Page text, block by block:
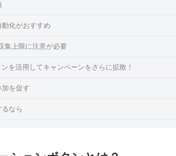
化がおすすめ
集上限に注意が必要
を活用してキャンペーンをさらに拡散！
を促す
なら